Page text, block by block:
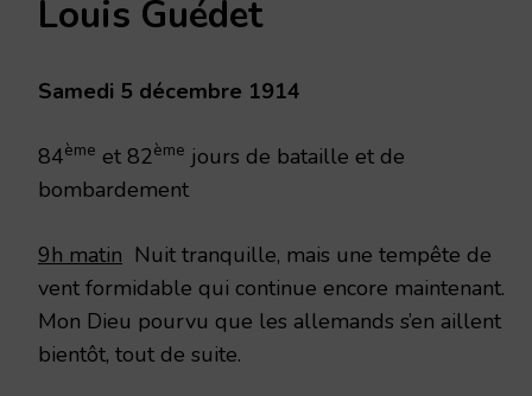
DÉCEMBRE
1914
Louis Guédet
Samedi 5 décembre 1914
84ème et 82ème jours de bataille et de
bombardement
9h matin Nuit tranquille, mais une tempête de
vent formidable qui continue encore maintenant.
Mon Dieu pourvu que les allemands s’en aillent
bientôt, tout de suite.